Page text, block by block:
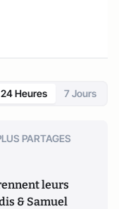
24 Heures 7 Jours
PARTAGES
leurs
& Samuel